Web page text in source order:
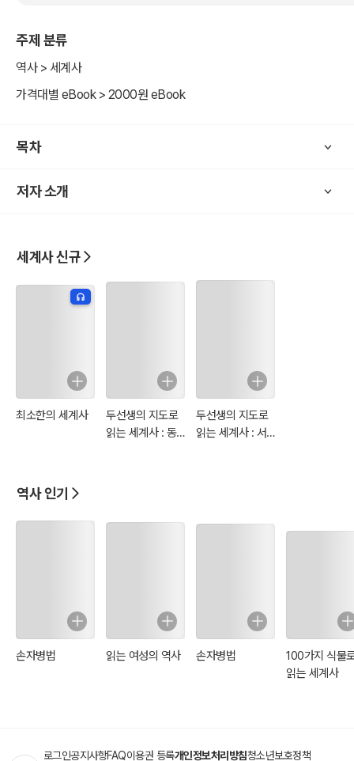
주제 분류
역사 > 세계사
가격대별 eBook > 2000원 eBook
목차
저자 소개
세계사 신규
최소한의 세계사
두선생의 지도로
읽는 세계사 : 동
두선생의 지도로
읽는 세계사 : 서
역사 인기
손자병법 읽는 여성의 역사 손자병법
100가지 식물
읽는 세계사
로그인공지사항FAQ이용권 등록개인정보처리방침청소년보호정책